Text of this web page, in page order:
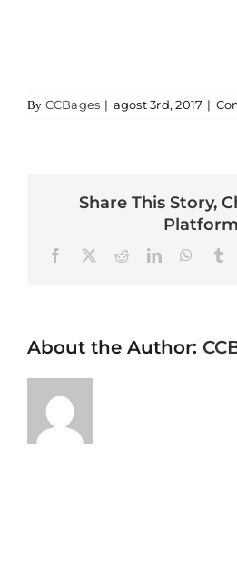
By CCBages | agost 3rd, 2017 |
Share This Story,
FacebookRedditLinkedIn
About the Author: